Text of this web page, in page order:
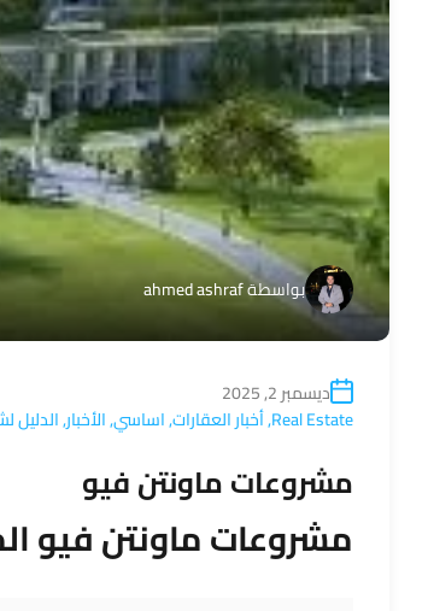
بواسطةahmed ashraf
ديسمبر 2, 2025
Real Estate
,أخبار العقارات,اساسي,الأخبار,الدليل
مشروعات ماونتن فيو
مشروعات ماونتن فيو